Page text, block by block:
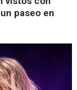
paseo en